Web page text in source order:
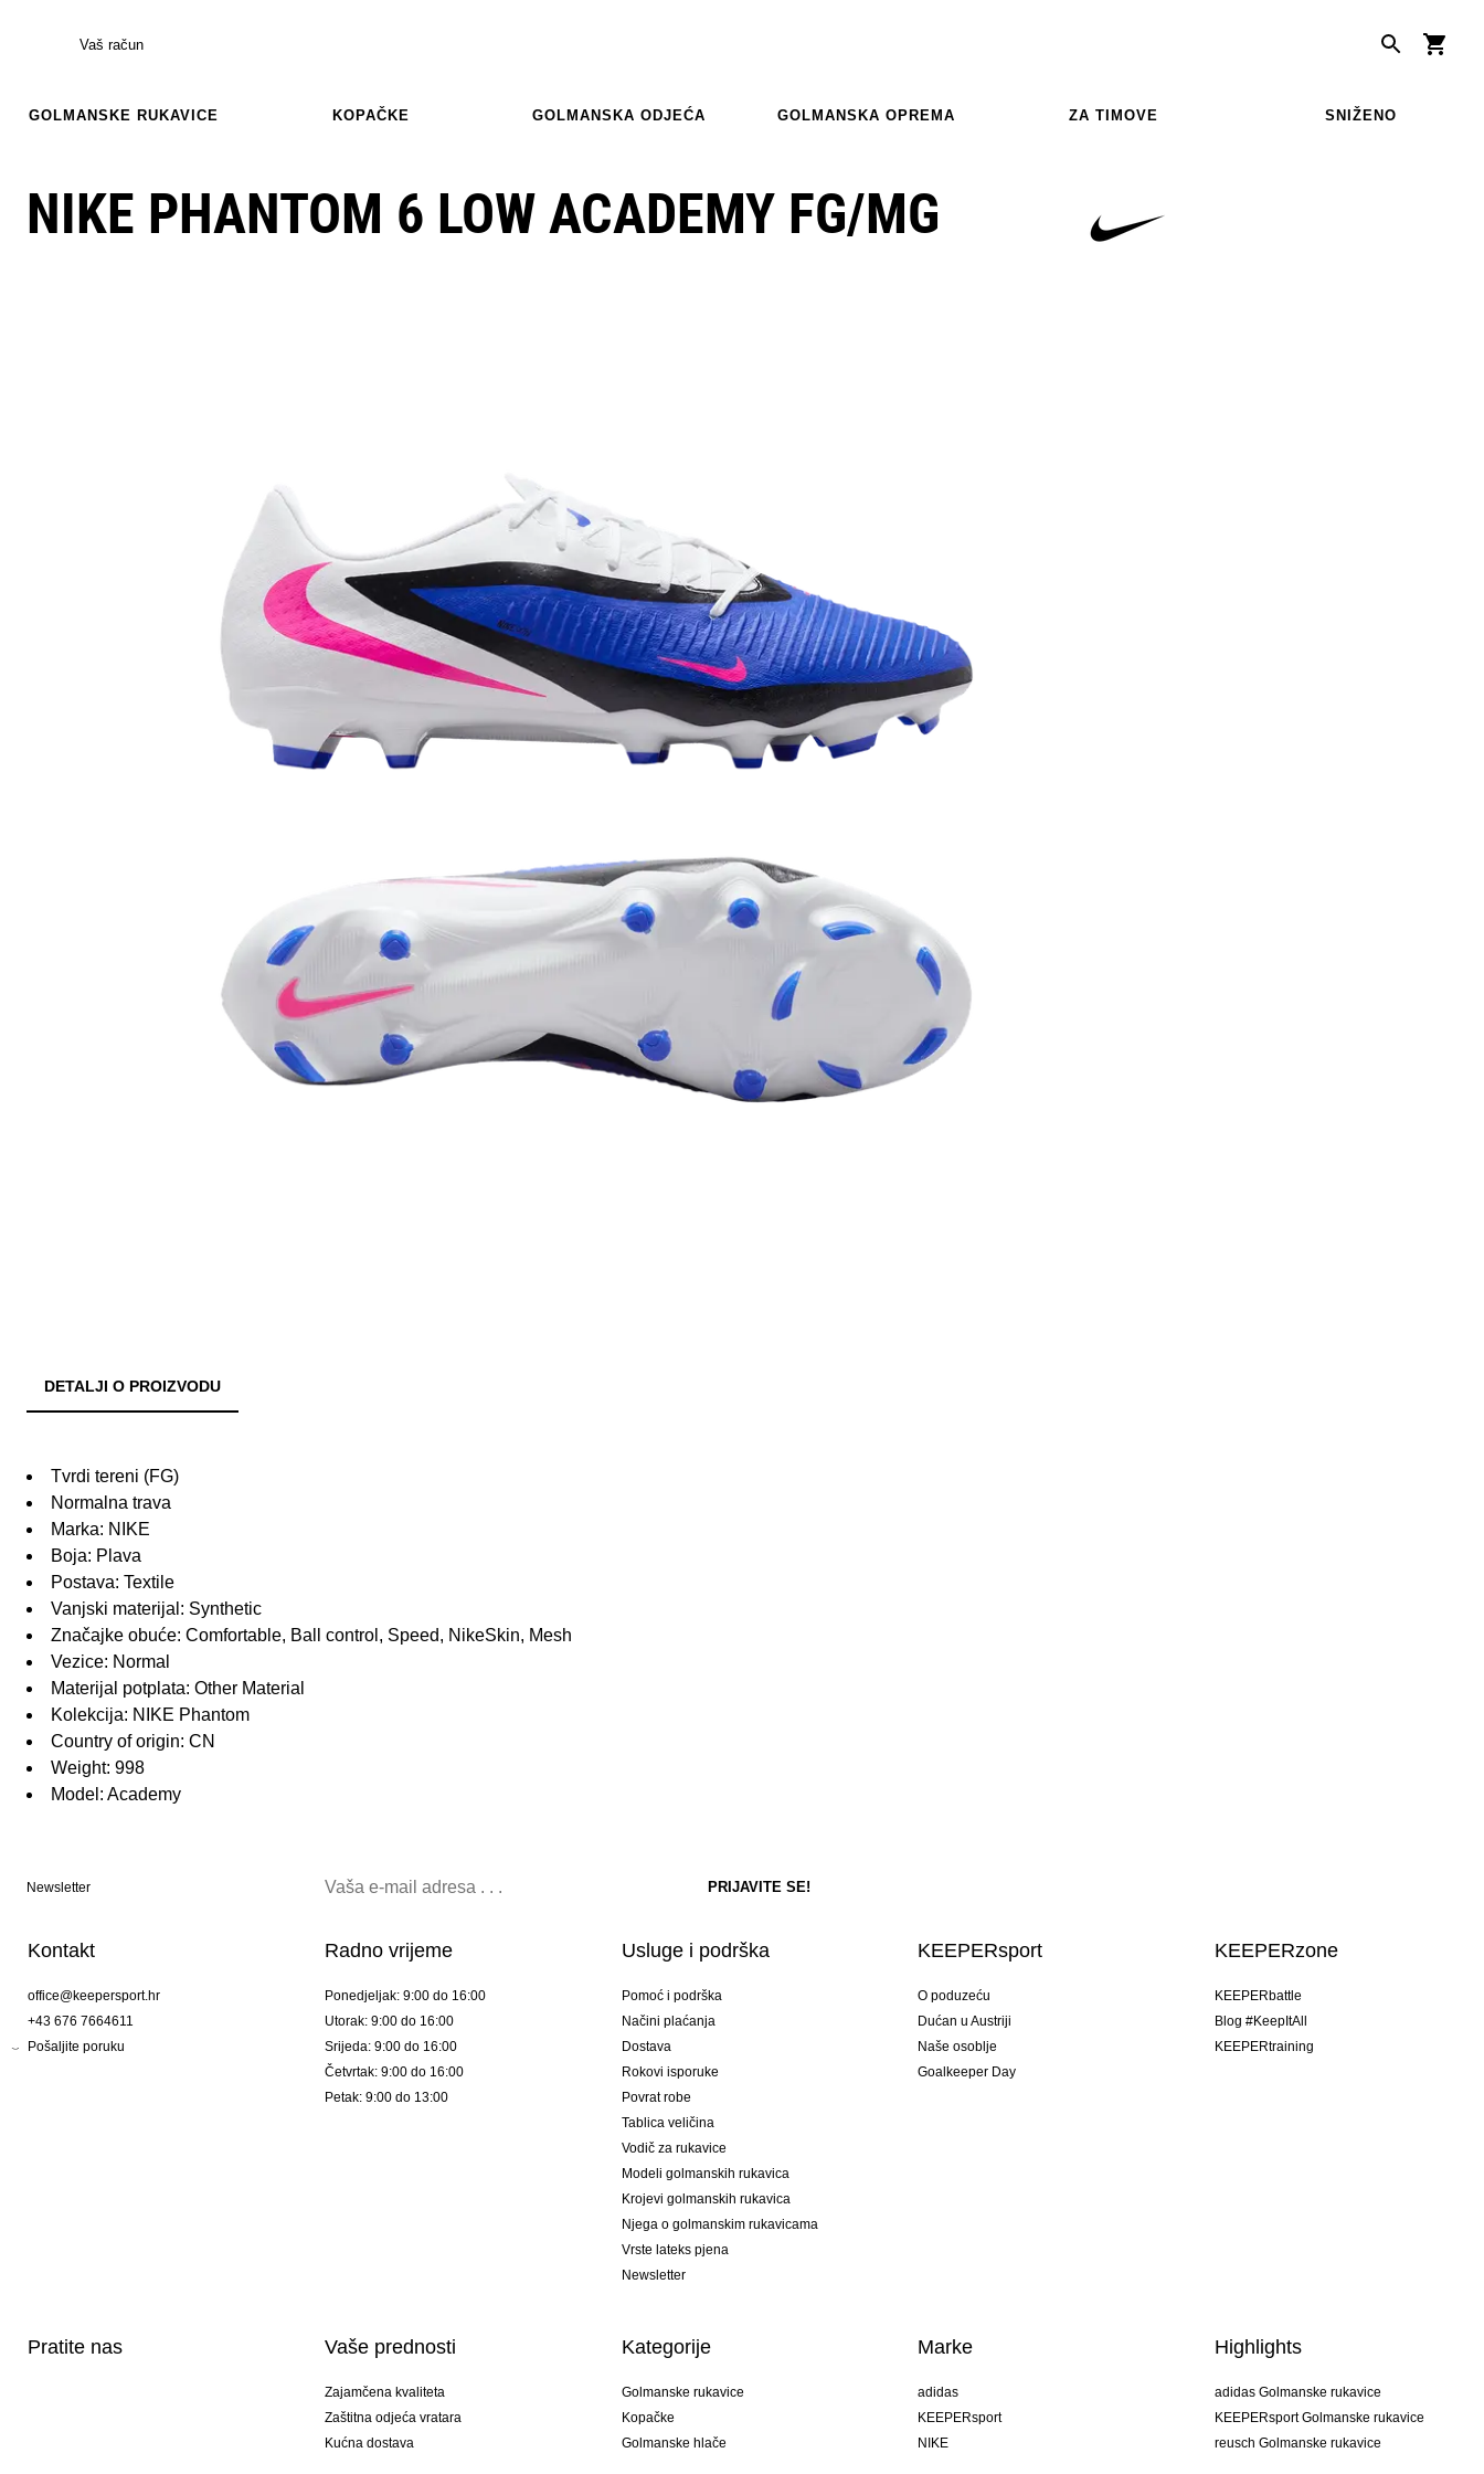
Vaš račun
GOLMANSKE RUKAVICE KOPAČKE GOLMANSKA ODJEĆA GOLMANSKA OPREMA ZA TIMOVE SNIŽENO
NIKE PHANTOM 6 LOW ACADEMY FG/MG
DETALJI O PROIZVODU
Tvrdi tereni (FG)
Normalna trava
Marka: NIKE
Boja: Plava
Postava: Textile
Vanjski materijal: Synthetic
Značajke obuće: Comfortable, Ball control, Speed, NikeSkin, Mesh
Vezice: Normal
Materijal potplata: Other Material
Kolekcija: NIKE Phantom
Country of origin: CN
Weight: 998
Model: Academy
Newsletter
Kontakt
office@keepersport.hr
+43 676 7664611
Pošaljite poruku
Radno vrijeme
Ponedjeljak: 9:00 do 16:00
Utorak: 9:00 do 16:00
Srijeda: 9:00 do 16:00
Četvrtak: 9:00 do 16:00
Petak: 9:00 do 13:00
Usluge i podrška
Pomoć i podrška
Načini plaćanja
Dostava
Rokovi isporuke
Povrat robe
Tablica veličina
Vodič za rukavice
Modeli golmanskih rukavica
Krojevi golmanskih rukavica
Njega o golmanskim rukavicama
Vrste lateks pjena
Newsletter
KEEPERsport
O poduzeću
Dućan u Austriji
Naše osoblje
Goalkeeper Day
KEEPERzone
KEEPERbattle
Blog #KeepItAll
KEEPERtraining
Pratite nas Vaše prednosti
Zajamčena kvaliteta
Zaštitna odjeća vratara
Kućna dostava
Kategorije
Golmanske rukavice
Kopačke
Golmanske hlače
Marke
adidas
KEEPERsport
NIKE
Highlights
adidas Golmanske rukavice
KEEPERsport Golmanske rukavice
reusch Golmanske rukavice